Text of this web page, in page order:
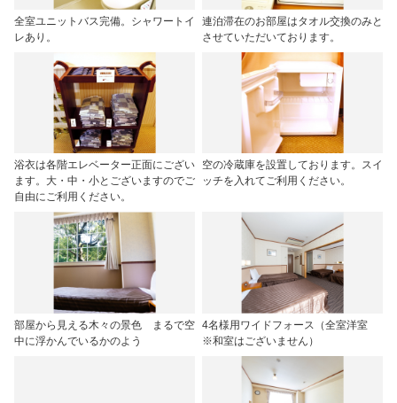
全室ユニットバス完備。シャワートイ
レあり。
連泊滞在のお部屋はタオル交換のみと
させていただいております。
浴衣は各階エレベーター正面にござい
ます。大・中・小とございますのでご
自由にご利用ください。
空の冷蔵庫を設置しております。スイ
ッチを入れてご利用ください。
部屋から見える木々の景色 まるで空
中に浮かんでいるかのよう
4名様用ワイドフォース（全室洋室
※和室はございません）